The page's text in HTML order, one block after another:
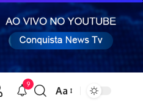
9
Font
Aa